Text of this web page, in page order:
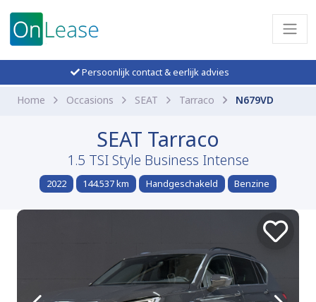
Persoonlijk contact & eerlijk advies
Home Occasions SEAT Tarraco N679VD
SEAT Tarraco
1.5 TSI Style Business Intense
2022 144.537 km Handgeschakeld Benzine